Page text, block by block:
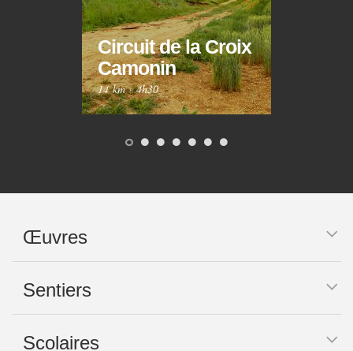
Circuit de la Croix
Camonin
14 km·4h30
Œuvres
Sentiers
Scolaires